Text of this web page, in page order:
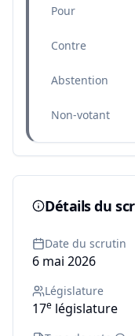
Pour
Contre
Abstention
Non-votant
Détails du
Date du scrutin
6 mai 2026
Législature
17e législature